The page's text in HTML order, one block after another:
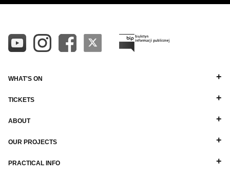
WHAT'S ON
TICKETS
ABOUT
OUR PROJECTS
PRACTICAL INFO